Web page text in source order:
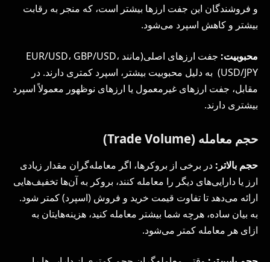
و فروشندگان این جفت ارزها بیشتر است، که منجر به رقابت
بیشتر و کاهش اسپرد می‌شود.
محبوبیت:
جفت ارزهای اصلی(مانند EUR/USD، GBP/USD،
USD/JPY) به دلیل محبوبیت بیشتر، اسپرد کمتری دارند. در
مقابل، جفت ارزهای غیرمعمول یا ارزهای نوظهور معمولاً اسپرد
بیشتری دارند.
حجم معامله (Trade Volume)
حجم بالاتر: در برخی از بروکرها، اگر معامله‌گران مقدار زیادی
ارز یا دارایی‌های دیگر را معامله کنند، بروکر به آن‌ها تخفیف‌هایی
ارائه می‌دهد تا تفاوت قیمت خرید و فروش (اسپرد) کمتر شود.
به بیان ساده، هرچه شما بیشتر معامله کنید، هزینه‌هایتان به
ازای هر معامله کمتر می‌شود.